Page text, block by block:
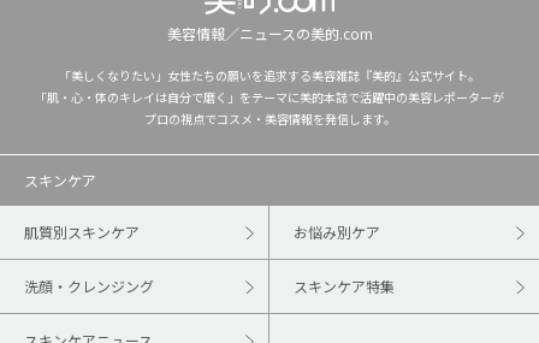
美容情報／ニュースの美的.com
「美しくなりたい」女性たちの願いを追求する美容雑誌『美的』公式サイト。
「肌・心・体のキレイは自分で磨く」をテーマに美的本誌で活躍中の美容レポーターが
プロの視点でコスメ・美容情報を発信します。
スキンケア
肌質別スキンケア お悩み別ケア
洗顔・クレンジング スキンケア特集